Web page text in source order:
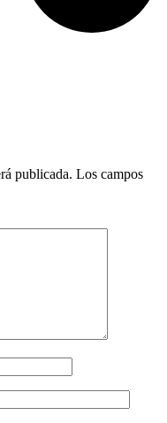
publicada. Los campos